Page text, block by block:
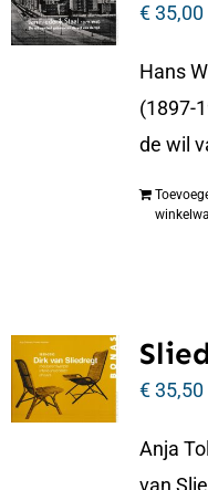
€35,00
Hans
(1897-
de wil
€35,50
Anja
van